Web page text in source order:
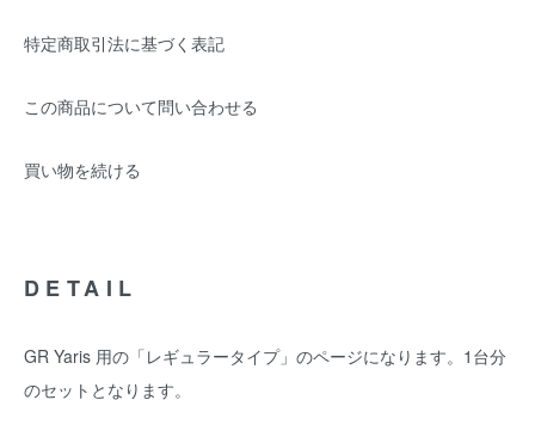
特定商取引法に基づく表記
この商品について問い合わせる
買い物を続ける
DETAIL
GR Yaris 用の「レギュラータイプ」のページになります。1台分
のセットとなります。